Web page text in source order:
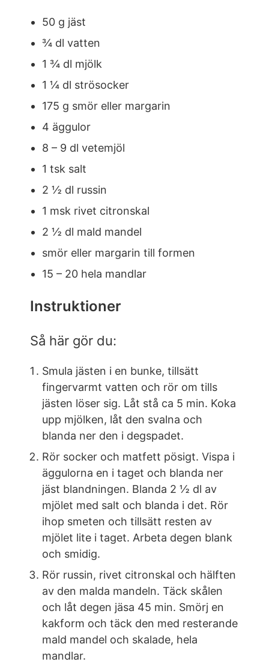
50 g jäst
¾ dl vatten
1 ¾ dl mjölk
1 ¼ dl strösocker
175 g smör eller margarin
4 äggulor
8 – 9 dl vetemjöl
1 tsk salt
2 ½ dl russin
1 msk rivet citronskal
2 ½ dl mald mandel
smör eller margarin till formen
15 – 20 hela mandlar
Instruktioner
Så här gör du:
Smula jästen i en bunke, tillsätt
fingervarmt vatten och rör om tills
jästen löser sig. Låt stå ca 5 min. Koka
upp mjölken, låt den svalna och
blanda ner den i degspadet.
Rör socker och matfett pösigt. Vispa i
äggulorna en i taget och blanda ner
jäst blandningen. Blanda 2 ½ dl av
mjölet med salt och blanda i det. Rör
ihop smeten och tillsätt resten av
mjölet lite i taget. Arbeta degen blank
och smidig.
Rör russin, rivet citronskal och hälften
av den malda mandeln. Täck skålen
och låt degen jäsa 45 min. Smörj en
kakform och täck den med resterande
mald mandel och skalade, hela
mandlar.